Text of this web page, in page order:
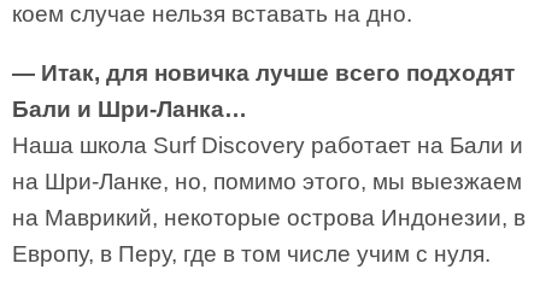
коем случае нельзя вставать на дно.
— Итак, для новичка лучше всего подходят
Бали и Шри-Ланка…
Наша школа Surf Discovery работает на Бали и
на Шри-Ланке, но, помимо этого, мы выезжаем
на Маврикий, некоторые острова Индонезии, в
Европу, в Перу, где в том числе учим с нуля.